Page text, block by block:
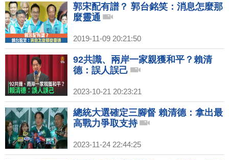
郭宋配有譜？ 郭台銘笑：消息怎麼那
麼靈通
2019-11-09 20:21:50
92共識、兩岸一家親獲和平？賴清
德：誤人誤己
2023-10-21 20:23:21
總統大選確定三腳督 賴清德：拿出最
高戰力爭取支持
2023-11-24 22:44:25